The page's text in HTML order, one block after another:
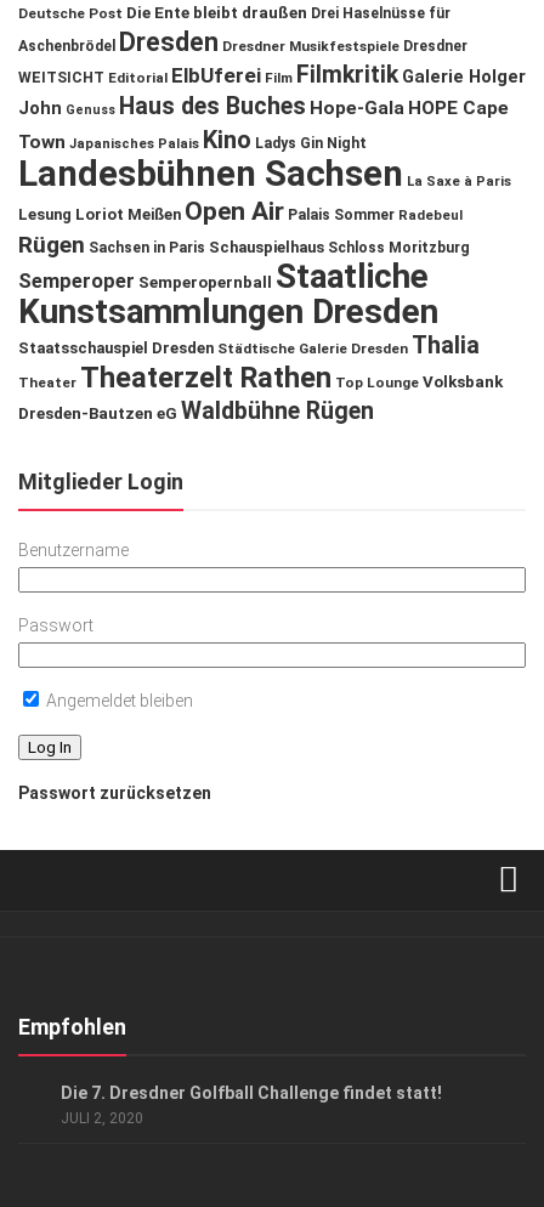
Deutsche Post Die Ente bleibt draußen Drei Haselnüsse für
Aschenbrödel
Dresden Dresdner Musikfestspiele Dresdner
WEITSICHT Editorial ElbUferei Film Filmkritik Galerie Holger
John Genuss Haus des Buches Hope-Gala HOPE Cape
Town Japanisches Palais Kino Ladys Gin Night
Landesbühnen Sachsen La Saxe à Paris
Lesung Loriot Meißen Open Air Palais Sommer Radebeul
Rügen Sachsen in Paris Schauspielhaus Schloss Moritzburg
Semperoper Semperopernball
Staatliche
Kunstsammlungen Dresden
Staatsschauspiel Dresden Städtische Galerie Dresden Thalia
Theater Theaterzelt Rathen Top Lounge Volksbank
Dresden-Bautzen eG Waldbühne Rügen
Mitglieder Login
Benutzername
Passwort
Angemeldet bleiben
Passwort zurücksetzen
Kontakt, Impressum
Empfohlen
Die 7. Dresdner Golfball Challenge findet statt!
JULI 2, 2020